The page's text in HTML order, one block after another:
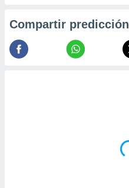
Compartir predicción